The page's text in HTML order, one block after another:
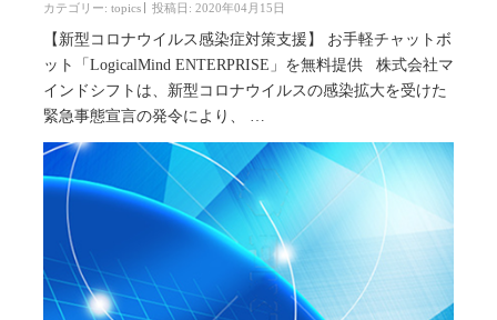
カテゴリー: topics 投稿日: 2020年04月15日
【新型コロナウイルス感染症対策支援】 お手軽チャットボ
ット「LogicalMind ENTERPRISE」を無料提供 株式会社マ
インドシフトは、新型コロナウイルスの感染拡大を受けた
緊急事態宣言の発令により、 …